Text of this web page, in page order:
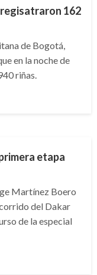
162
de Bogotá,
en la noche de
riñas.
etapa
Martínez Boero
del Dakar
de la especial